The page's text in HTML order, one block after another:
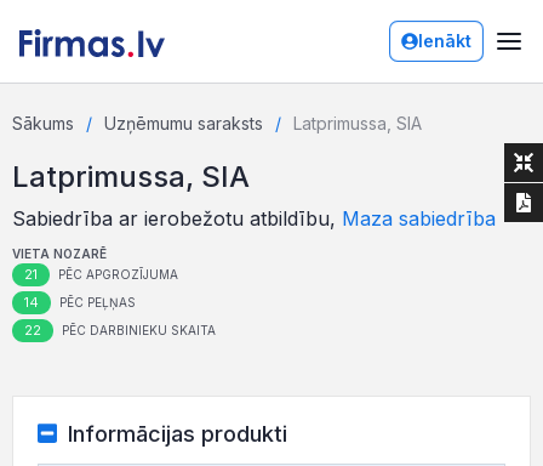
Ienākt
Sākums Uzņēmumu saraksts Latprimussa, SIA
Latprimussa, SIA
Sabiedrība ar ierobežotu atbildību, Maza sabiedrība
VIETA NOZARĒ
21 PĒC APGROZĪJUMA
14 PĒC PEĻŅAS
22 PĒC DARBINIEKU SKAITA
Informācijas produkti